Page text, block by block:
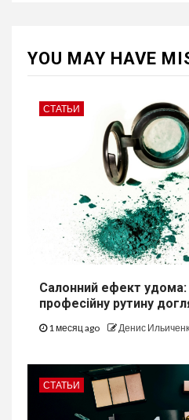
YOU MAY HAVE
СТАТЬИ
Салонний ефект удома:
професійну рутину
1 месяц ago Денис
СТАТЬИ